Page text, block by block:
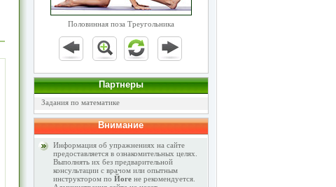
Половинная поза Треугольника
Партнеры
Задания по математике
Внимание
Информация об упражнениях на сайте
предоставляется в ознакомительных целях.
Выполнять их без предварительной
консультации с врачом или опытным
инструктором по Йогене рекомендуется.